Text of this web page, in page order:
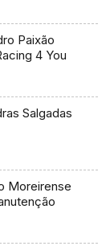
Paixão
4 You
Salgadas
Moreirense